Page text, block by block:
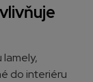
lamely,
do interiéru